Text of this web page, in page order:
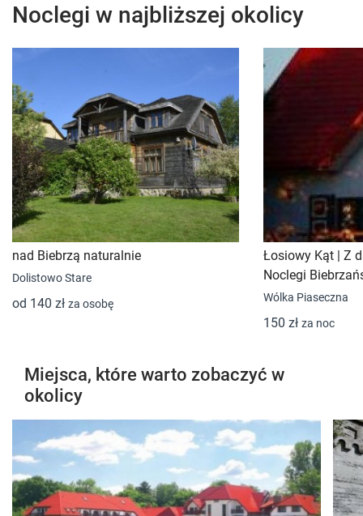
Noclegi w najbliższej okolicy
nad Biebrzą naturalnie
Dolistowo Stare
od 140 zł za osobę
Łosiowy Kąt | Z
Noclegi
Wólka Piaseczna
150 zł za noc
Miejsca, które warto zobaczyć w
okolicy